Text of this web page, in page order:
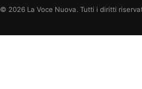
© 2026 La Voce Nuova. Tutti i diritti